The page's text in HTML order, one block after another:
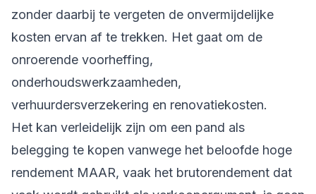
zonder daarbij te vergeten de onvermijdelijke
kosten ervan af te trekken. Het gaat om de
onroerende voorheffing,
onderhoudswerkzaamheden,
verhuurdersverzekering en renovatiekosten.
Het kan verleidelijk zijn om een pand als
belegging te kopen vanwege het beloofde hoge
rendement MAAR, vaak het brutorendement dat